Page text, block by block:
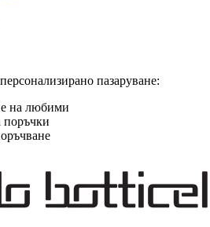
пазаруване:
на любими
поръчки